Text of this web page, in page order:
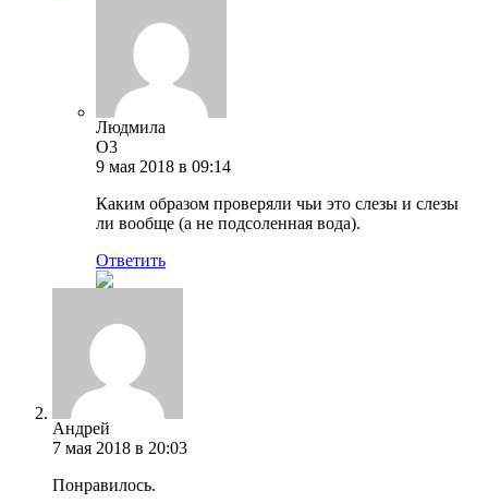
Людмила
O3
9 мая 2018 в 09:14
Каким образом проверяли чьи это слезы и слезы
ли вообще (а не подсоленная вода).
Ответить
Андрей
7 мая 2018 в 20:03
Понравилось.